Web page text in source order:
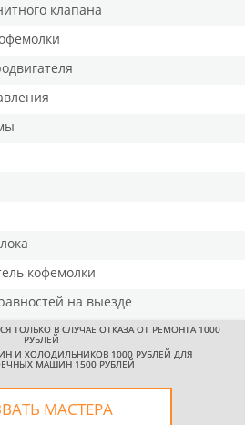
клапана
кофемолки
на выезде
ТОЛЬКО В СЛУЧАЕ ОТКАЗА ОТ РЕМОНТА 1000
РУБЛЕЙ
И ХОЛОДИЛЬНИКОВ 1000 РУБЛЕЙ ДЛЯ
МАШИН 1500 РУБЛЕЙ
МАСТЕРА